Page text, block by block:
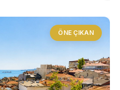
ÖNE ÇIKAN